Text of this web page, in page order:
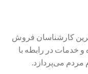
کارشناسان فروش
و خدمات در رابطه با
می‌پردازد.